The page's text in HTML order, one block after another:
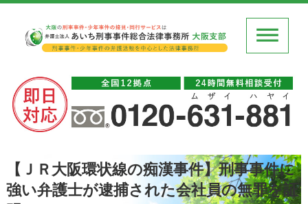
【ＪＲ大阪環状線の痴漢事件】刑事事件に
強い弁護士が逮捕された会社員の無罪を証